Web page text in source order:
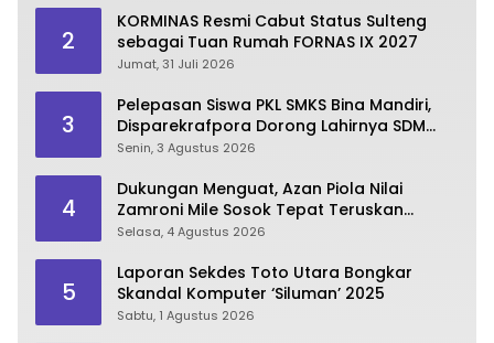
2
KORMINAS Resmi Cabut Status Sulteng
sebagai Tuan Rumah FORNAS IX 2027
Jumat, 31 Juli 2026
3
Pelepasan Siswa PKL SMKS Bina Mandiri,
Disparekrafpora Dorong Lahirnya SDM
Pariwisata Unggul
Senin, 3 Agustus 2026
4
Dukungan Menguat, Azan Piola Nilai
Zamroni Mile Sosok Tepat Teruskan
Pembangunan Bone Bolango
Selasa, 4 Agustus 2026
5
Laporan Sekdes Toto Utara Bongkar
Skandal Komputer ‘Siluman’ 2025
Sabtu, 1 Agustus 2026